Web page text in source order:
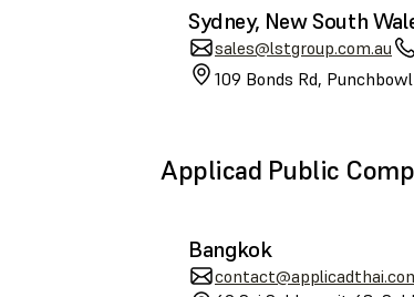
Sydney, New South
sales@lstgroup.com.au
109 Bonds Rd,
Applicad Public
Bangkok